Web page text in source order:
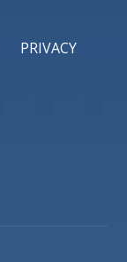
PRIVACY